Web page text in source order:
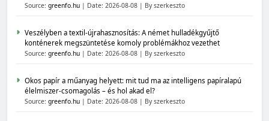
Source: greenfo.hu Date: 2026-08-08 By szerkeszto
Veszélyben a textil-újrahasznosítás: A német hulladékgyűjtő
konténerek megszüntetése komoly problémákhoz vezethet
Source: greenfo.hu Date: 2026-08-08 By szerkeszto
Okos papír a műanyag helyett: mit tud ma az intelligens papíralapú
élelmiszer-csomagolás – és hol akad el?
Source: greenfo.hu Date: 2026-08-08 By szerkeszto